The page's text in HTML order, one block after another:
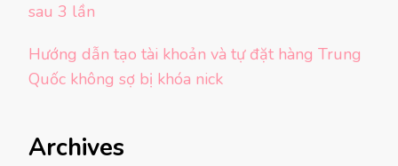
sau 3 lần
Hướng dẫn tạo tài khoản và tự đặt hàng Trung
Quốc không sợ bị khóa nick
Archives